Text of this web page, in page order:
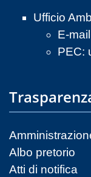
Ufficio
E-
PEC:
Albo pretorio
Atti di notifica